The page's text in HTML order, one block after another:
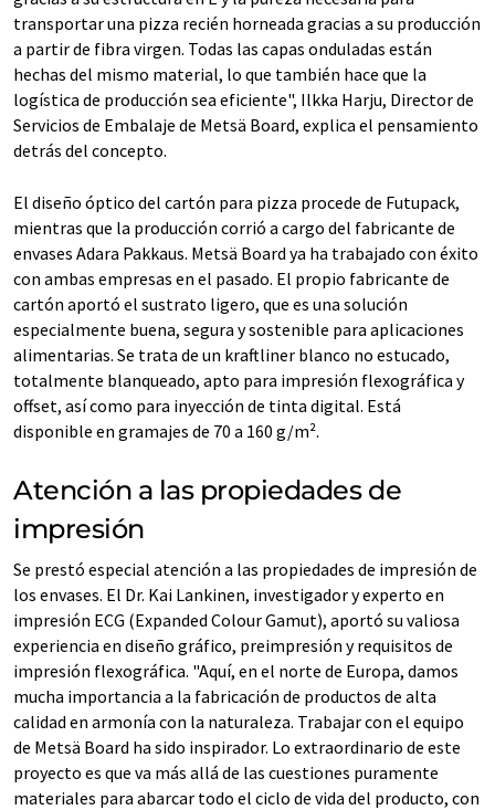
transportar una pizza recién horneada gracias a su producción
a partir de fibra virgen. Todas las capas onduladas están
hechas del mismo material, lo que también hace que la
logística de producción sea eficiente", Ilkka Harju, Director de
Servicios de Embalaje de Metsä Board, explica el pensamiento
detrás del concepto.
El diseño óptico del cartón para pizza procede de Futupack,
mientras que la producción corrió a cargo del fabricante de
envases Adara Pakkaus. Metsä Board ya ha trabajado con éxito
con ambas empresas en el pasado. El propio fabricante de
cartón aportó el sustrato ligero, que es una solución
especialmente buena, segura y sostenible para aplicaciones
alimentarias. Se trata de un kraftliner blanco no estucado,
totalmente blanqueado, apto para impresión flexográfica y
offset, así como para inyección de tinta digital. Está
disponible en gramajes de 70 a 160 g/m².
Atención a las propiedades de
impresión
Se prestó especial atención a las propiedades de impresión de
los envases. El Dr. Kai Lankinen, investigador y experto en
impresión ECG (Expanded Colour Gamut), aportó su valiosa
experiencia en diseño gráfico, preimpresión y requisitos de
impresión flexográfica. "Aquí, en el norte de Europa, damos
mucha importancia a la fabricación de productos de alta
calidad en armonía con la naturaleza. Trabajar con el equipo
de Metsä Board ha sido inspirador. Lo extraordinario de este
proyecto es que va más allá de las cuestiones puramente
materiales para abarcar todo el ciclo de vida del producto, con